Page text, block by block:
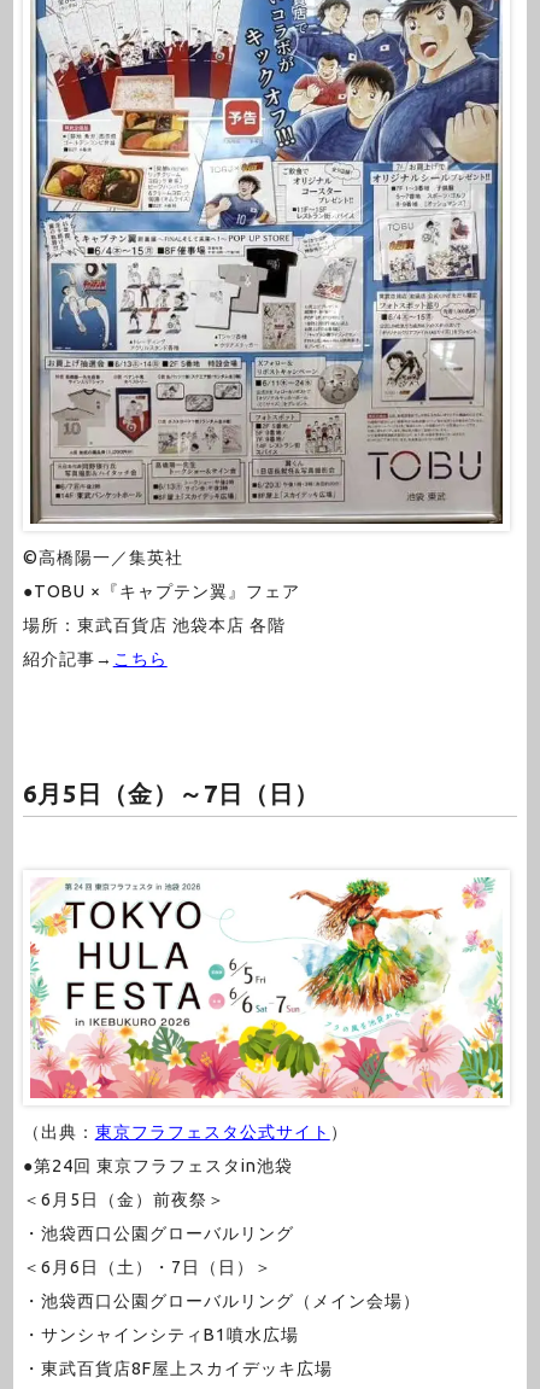
©高橋陽一／集英社
●TOBU ×『キャプテン翼』フェア
場所：東武百貨店 池袋本店 各階
紹介記事→ こちら
6月5日（金）～7日（日）
（出典： 東京フラフェスタ公式サイト ）
●第24回 東京フラフェスタin池袋
＜6月5日（金）前夜祭＞
・池袋西口公園グローバルリング
＜6月6日（土）・7日（日）＞
・池袋西口公園グローバルリング（メイン会場）
・サンシャインシティB1噴水広場
・東武百貨店8F屋上スカイデッキ広場